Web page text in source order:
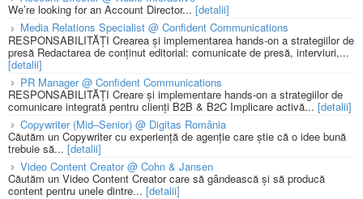
We’re looking for an Account Director... [detalii]
Media Relations Specialist @ Confident Communications
RESPONSABILITĂȚI Crearea și implementarea hands-on a strategiilor de
presă Redactarea de conținut editorial: comunicate de presă, interviuri,...
[detalii]
PR Manager @ Confident Communications
RESPONSABILITĂȚI Creare și implementare hands-on a strategiilor de
comunicare integrată pentru clienți B2B & B2C Implicare activă... [detalii]
Copywriter (Mid–Senior) @ Digitas România
Căutăm un Copywriter cu experiență de agenție care știe că o idee bună
trebuie să... [detalii]
Video Content Creator @ Cohn & Jansen
Căutăm un Video Content Creator care să gândească și să producă
content pentru unele dintre... [detalii]